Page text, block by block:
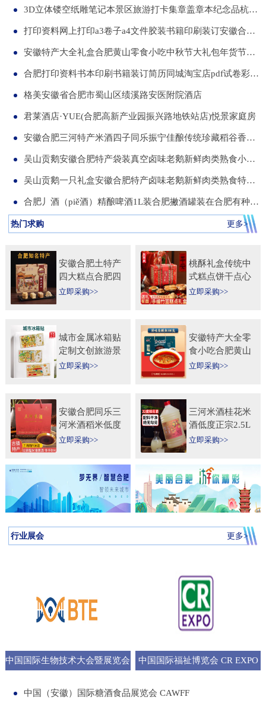
3D立体镂空纸雕笔记本景区旅游打卡集章盖章本纪念品杭州合肥昆明武汉城市文创本可定制集章册景点北京logo
打印资料网上打印a3卷子a4文件胶装书籍印刷装订安徽合肥同城服务
安徽特产大全礼盒合肥黄山零食小吃中秋节大礼包年货节送伴手礼品
合肥打印资料书本印刷书籍装订简历同城淘宝店pdf试卷彩色a34讲义
格美安徽省合肥市蜀山区绩溪路安医附院酒店
君莱酒店·YUE(合肥高新产业园振兴路地铁站店)悦景家庭房
安徽合肥三河特产米酒四子同乐振宁佳酿传统珍藏稻谷香一箱两瓶
吴山贡鹅安徽合肥特产袋装真空卤味老鹅新鲜肉类熟食小吃包河发货
吴山贡鹅一只礼盒安徽合肥特产卤味老鹅新鲜肉类熟食特色小吃包邮
合肥丿酒（piě酒）精酿啤酒1L装合肥撇酒罐装在合肥有种局叫丿酒
热门求购 更多>
安徽合肥土特产
四大糕点合肥四
大名点礼盒零食
立即采购>>
桃酥礼盒传统中
式糕点饼干点心
特产食品伴手礼
立即采购>>
城市金属冰箱贴
定制文创旅游景
区纪念礼品定做
立即采购>>
安徽特产大全零
食小吃合肥黄山
烧饼糕点臭鳜鱼
立即采购>>
安徽合肥同乐三
河米酒稻米低度
甜黄酒坛装
送礼自饮
立即采购>>
三河米酒桂花米
酒低度正宗2.5L
桶纯手工安徽糯
立即采购>>
行业展会 更多>
中国国际生物技术大会暨展览会 中国国际福祉博览会 CR EXPO
中国（安徽）国际糖酒食品展览会 CAWFF